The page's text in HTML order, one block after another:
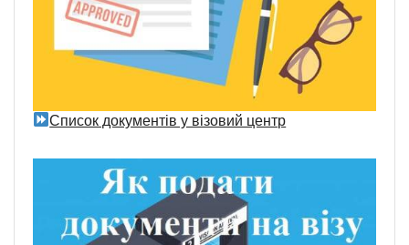
Список документів у візовий центр